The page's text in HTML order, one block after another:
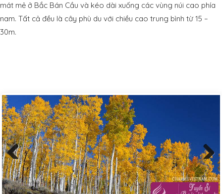
mát mẻ ở Bắc Bán Cầu và kéo dài xuống các vùng núi cao phía
nam. Tất cả đều là cây phù du với chiều cao trung bình từ 15 –
30m.
Previous Next